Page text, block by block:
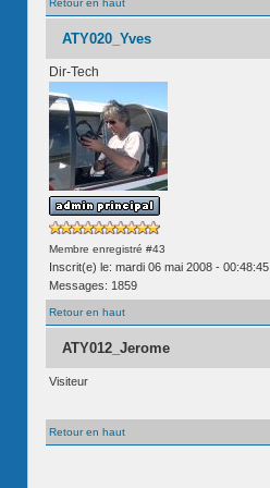
Retour en haut
ATY020_Yves
Dir-Tech
Membre enregistré #43
Inscrit(e) le: mardi 06 mai 2008 - 00:48:45
Messages: 1859
Retour en haut
ATY012_Jerome
Visiteur
Retour en haut